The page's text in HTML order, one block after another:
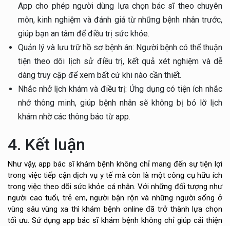
App cho phép người dùng lựa chọn bác sĩ theo chuyên
môn, kinh nghiệm và đánh giá từ những bệnh nhân trước,
giúp bạn an tâm để điều trị sức khỏe.
Quản lý và lưu trữ hồ sơ bệnh án: Người bệnh có thể thuận
tiện theo dõi lịch sử điều trị, kết quả xét nghiệm và dễ
dàng truy cập để xem bất cứ khi nào cần thiết.
Nhắc nhở lịch khám và điều trị: Ứng dụng có tiện ích nhắc
nhở thông minh, giúp bệnh nhân sẽ không bị bỏ lỡ lịch
khám nhờ các thông báo từ app.
4. Kết luận
Như vậy, app bác sĩ khám bệnh không chỉ mang đến sự tiện lợi
trong việc tiếp cận dịch vụ y tế mà còn là một công cụ hữu ích
trong việc theo dõi sức khỏe cá nhân. Với những đối tượng như
người cao tuổi, trẻ em, người bận rộn và những người sống ở
vùng sâu vùng xa thì khám bệnh online đã trở thành lựa chọn
tối ưu. Sử dụng app bác sĩ khám bệnh không chỉ giúp cải thiện